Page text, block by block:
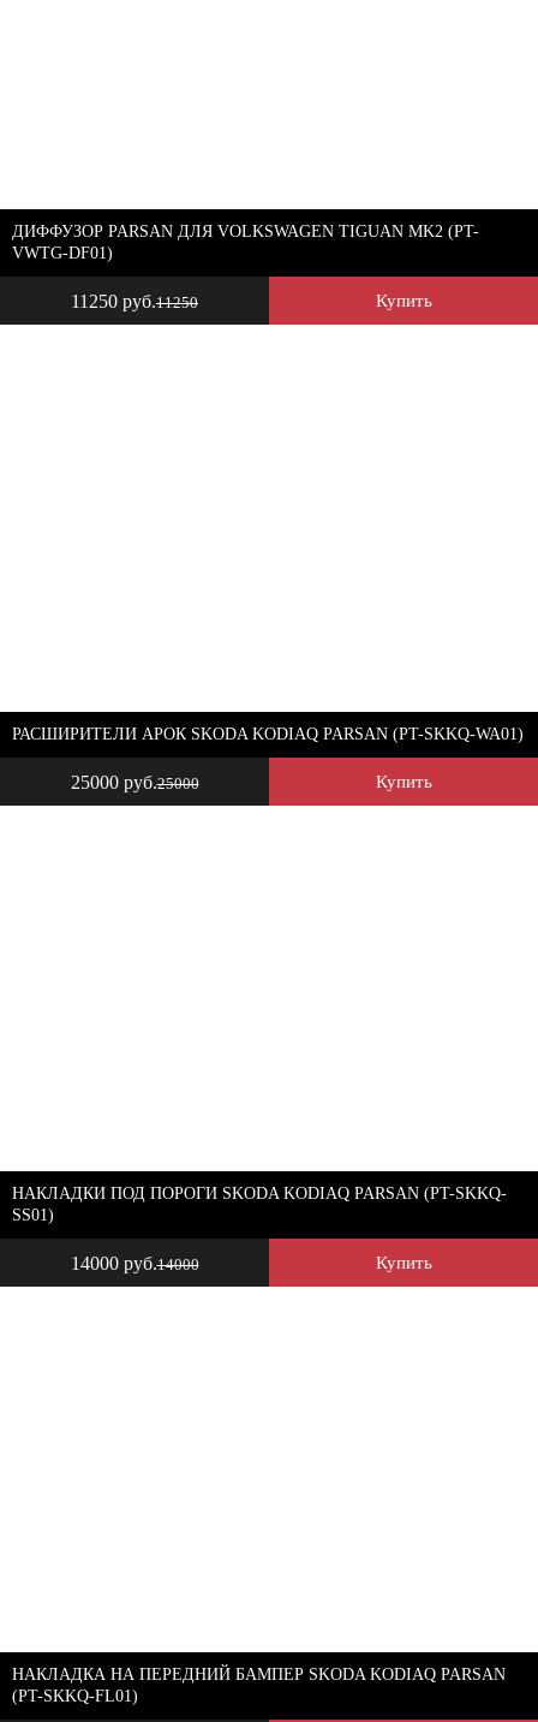
11250 руб.11250 Купить
ДИФФУЗОР PARSAN ДЛЯ VOLKSWAGEN TIGUAN MK2 (PT-
VWTG-DF01)
25000 руб.25000 Купить
РАСШИРИТЕЛИ АРОК SKODA KODIAQ PARSAN (PT-SKKQ-WA01)
14000 руб.14000 Купить
НАКЛАДКИ ПОД ПОРОГИ SKODA KODIAQ PARSAN (PT-SKKQ-
SS01)
НАКЛАДКА НА ПЕРЕДНИЙ БАМПЕР SKODA KODIAQ PARSAN
(PT-SKKQ-FL01)